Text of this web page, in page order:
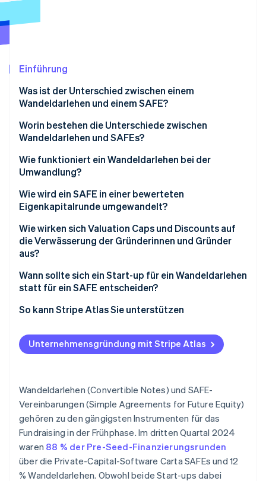
Betrugsprävention
Atlas
Stripe-Sessions 2026
Erfahren Sie, wie Stripe Lösungen für die
Einführung
Was ist der Unterschied zwischen einem
Wandeldarlehen und einem SAFE?
Wandeldarlehen
Worin bestehen die Unterschiede zwischen
Wandeldarlehen und SAFEs?
Wie funktioniert ein Wandeldarlehen bei der
Umwandlung?
Wie wird ein SAFE in einer bewerteten
Eigenkapitalrunde umgewandelt?
Wie wirken sich Valuation Caps und Discounts auf
die Verwässerung der Gründerinnen und Gründer
aus?
Wann sollte sich ein Start-up für ein Wandeldarlehen
statt für ein SAFE entscheiden?
So kann Stripe Atlas Sie unterstützen
Beantragung bei Atlas
Fundraising mit SAFEs
vor Erhalt der EIN
Gründungsaktien ohne Einsatz liquider Mittel
erwerben
Automatische Einreichung des 83(b)-
Steuerformulars
Unternehmensgründung mit Stripe Atlas
Wandeldarlehen (Convertible Notes) und SAFE-
Vereinbarungen (Simple Agreements for Future Equity)
gehören zu den gängigsten Instrumenten für das
Fundraising in der Frühphase. Im dritten Quartal 2024
waren 88 % der Pre-Seed-Finanzierungsrunden
über die Private-Capital-Software Carta SAFEs und 12
% Wandeldarlehen. Obwohl beide Start-ups dabei